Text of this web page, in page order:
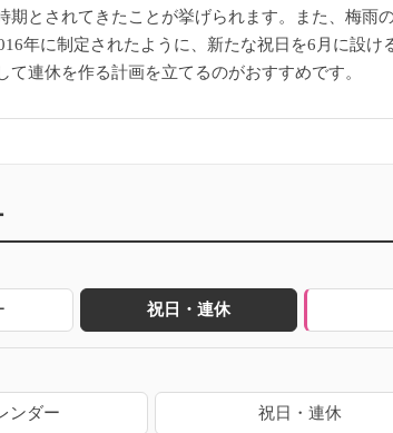
期とされてきたことが挙げられます。また、梅
年に制定されたように、新たな祝日を6月に設
て連休を作る計画を立てるのがおすすめです。
祝日・連休
ンダー 祝日・連休